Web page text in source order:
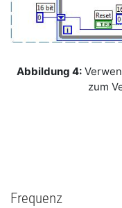
Abbildung 4:
zum
Frequenz